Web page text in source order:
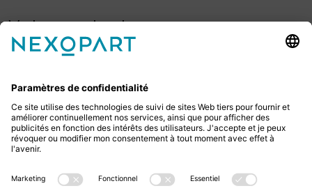
Votre contact avec nous.
Avez-vous des questions ? Alors sil vous plaît
+49 2522 59084 0
sales@nexopart.com